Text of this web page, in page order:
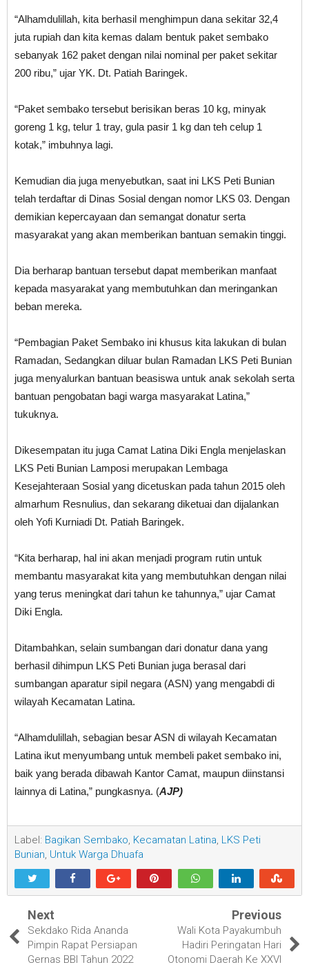
“Alhamdulillah, kita berhasil menghimpun dana sekitar 32,4
juta rupiah dan kita kemas dalam bentuk paket sembako
sebanyak 162 paket dengan nilai nominal per paket sekitar
200 ribu,” ujar YK. Dt. Patiah Baringek.
“Paket sembako tersebut berisikan beras 10 kg, minyak
goreng 1 kg, telur 1 tray, gula pasir 1 kg dan teh celup 1
kotak,” imbuhnya lagi.
Kemudian dia juga menyebutkan, saat ini LKS Peti Bunian
telah terdaftar di Dinas Sosial dengan nomor LKS 03. Dengan
demikian kepercayaan dan semangat donatur serta
masyarakat yang akan memberikan bantuan semakin tinggi.
Dia berharap bantuan tersebut dapat memberikan manfaat
kepada masyarakat yang membutuhkan dan meringankan
beban mereka.
“Pembagian Paket Sembako ini khusus kita lakukan di bulan
Ramadan, Sedangkan diluar bulan Ramadan LKS Peti Bunian
juga menyalurkan bantuan beasiswa untuk anak sekolah serta
bantuan pengobatan bagi warga masyarakat Latina,”
tukuknya.
Dikesempatan itu juga Camat Latina Diki Engla menjelaskan
LKS Peti Bunian Lamposi merupakan Lembaga
Kesejahteraan Sosial yang dicetuskan pada tahun 2015 oleh
almarhum Resnulius, dan sekarang diketuai dan dijalankan
oleh Yofi Kurniadi Dt. Patiah Baringek.
“Kita berharap, hal ini akan menjadi program rutin untuk
membantu masyarakat kita yang membutuhkan dengan nilai
yang terus meningkat dari tahun ke tahunnya,” ujar Camat
Diki Engla.
Ditambahkan, selain sumbangan dari donatur dana yang
berhasil dihimpun LKS Peti Bunian juga berasal dari
sumbangan aparatur sipil negara (ASN) yang mengabdi di
wilayah Kecamatan Latina.
“Alhamdulillah, sebagian besar ASN di wilayah Kecamatan
Latina ikut menyumbang untuk membeli paket sembako ini,
baik yang berada dibawah Kantor Camat, maupun diinstansi
lainnya di Latina,” pungkasnya. (AJP)
Label: Bagikan Sembako, Kecamatan Latina, LKS Peti
Bunian, Untuk Warga Dhuafa
Next
Sekdako Rida Ananda
Pimpin Rapat Persiapan
Gernas BBI Tahun 2022
Previous
Wali Kota Payakumbuh
Hadiri Peringatan Hari
Otonomi Daerah Ke XXVI